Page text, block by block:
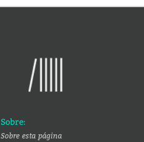
Sobre:
Sobre esta página